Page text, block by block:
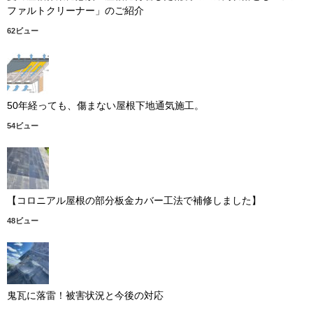
ファルトクリーナー」のご紹介
62ビュー
50年経っても、傷まない屋根下地通気施工。
54ビュー
【コロニアル屋根の部分板金カバー工法で補修しました】
48ビュー
鬼瓦に落雷！被害状況と今後の対応